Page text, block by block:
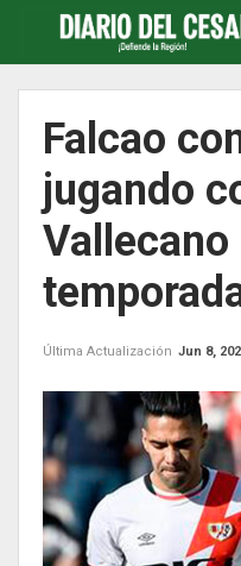
Falcao
jugando
Vallecano
Última Actualización Jun 8,